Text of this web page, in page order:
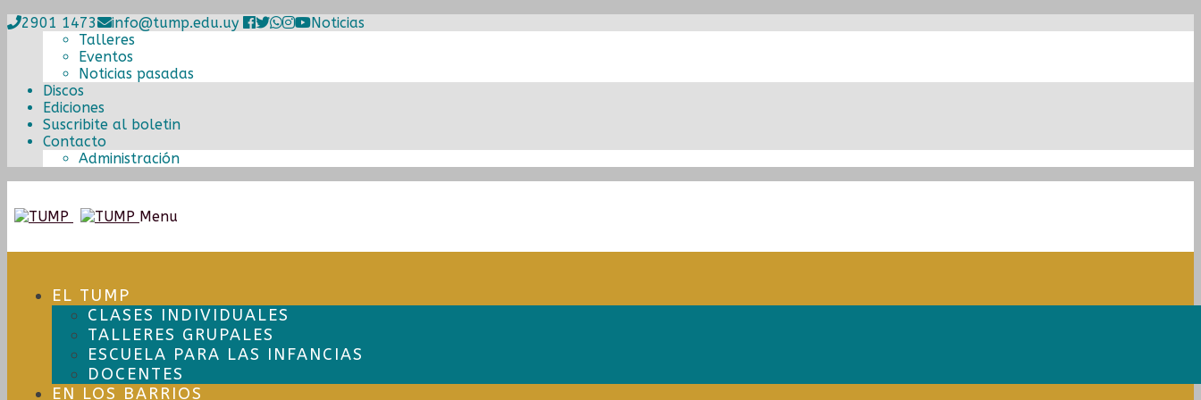
2901 1473 info@tump.edu.uy
Noticias
Talleres
Eventos
Noticias pasadas
Discos
Ediciones
Suscribite al boletin
Contacto
Administración
Ir
la
Ir
contenido
Menu
EL TUMP
CLASES INDIVIDUALES
TALLERES GRUPALES
ESCUELA PARA LAS INFANCIAS
DOCENTES
EN LOS BARRIOS